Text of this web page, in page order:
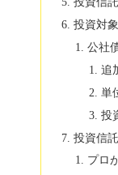
投資対
公社
追
単
投
投資信
プロ